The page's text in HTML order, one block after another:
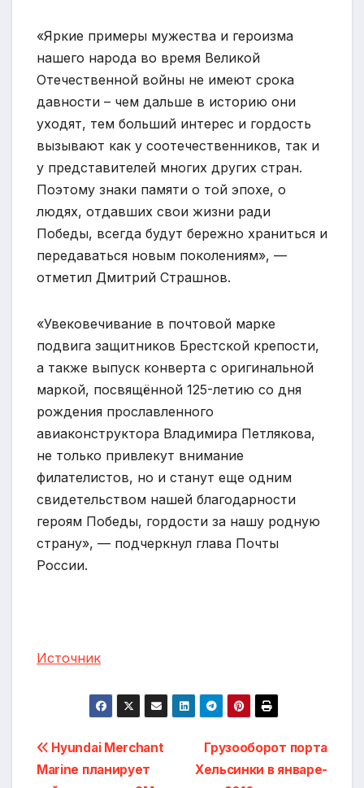
«Яркие примеры мужества и героизма
нашего народа во время Великой
Отечественной войны не имеют срока
давности – чем дальше в историю они
уходят, тем больший интерес и гордость
вызывают как у соотечественников, так и
у представителей многих других стран.
Поэтому знаки памяти о той эпохе, о
людях, отдавших свои жизни ради
Победы, всегда будут бережно храниться и
передаваться новым поколениям», —
отметил Дмитрий Страшнов.
«Увековечивание в почтовой марке
подвига защитников Брестской крепости,
а также выпуск конверта с оригинальной
маркой, посвящённой 125-летию со дня
рождения прославленного
авиаконструктора Владимира Петлякова,
не только привлекут внимание
филателистов, но и станут еще одним
свидетельством нашей благодарности
героям Победы, гордости за нашу родную
страну», — подчеркнул глава Почты
России.
Источник
Навигация
Грузооборот порта
Хельсинки в январе-
Hyundai Merchant
Marine планирует